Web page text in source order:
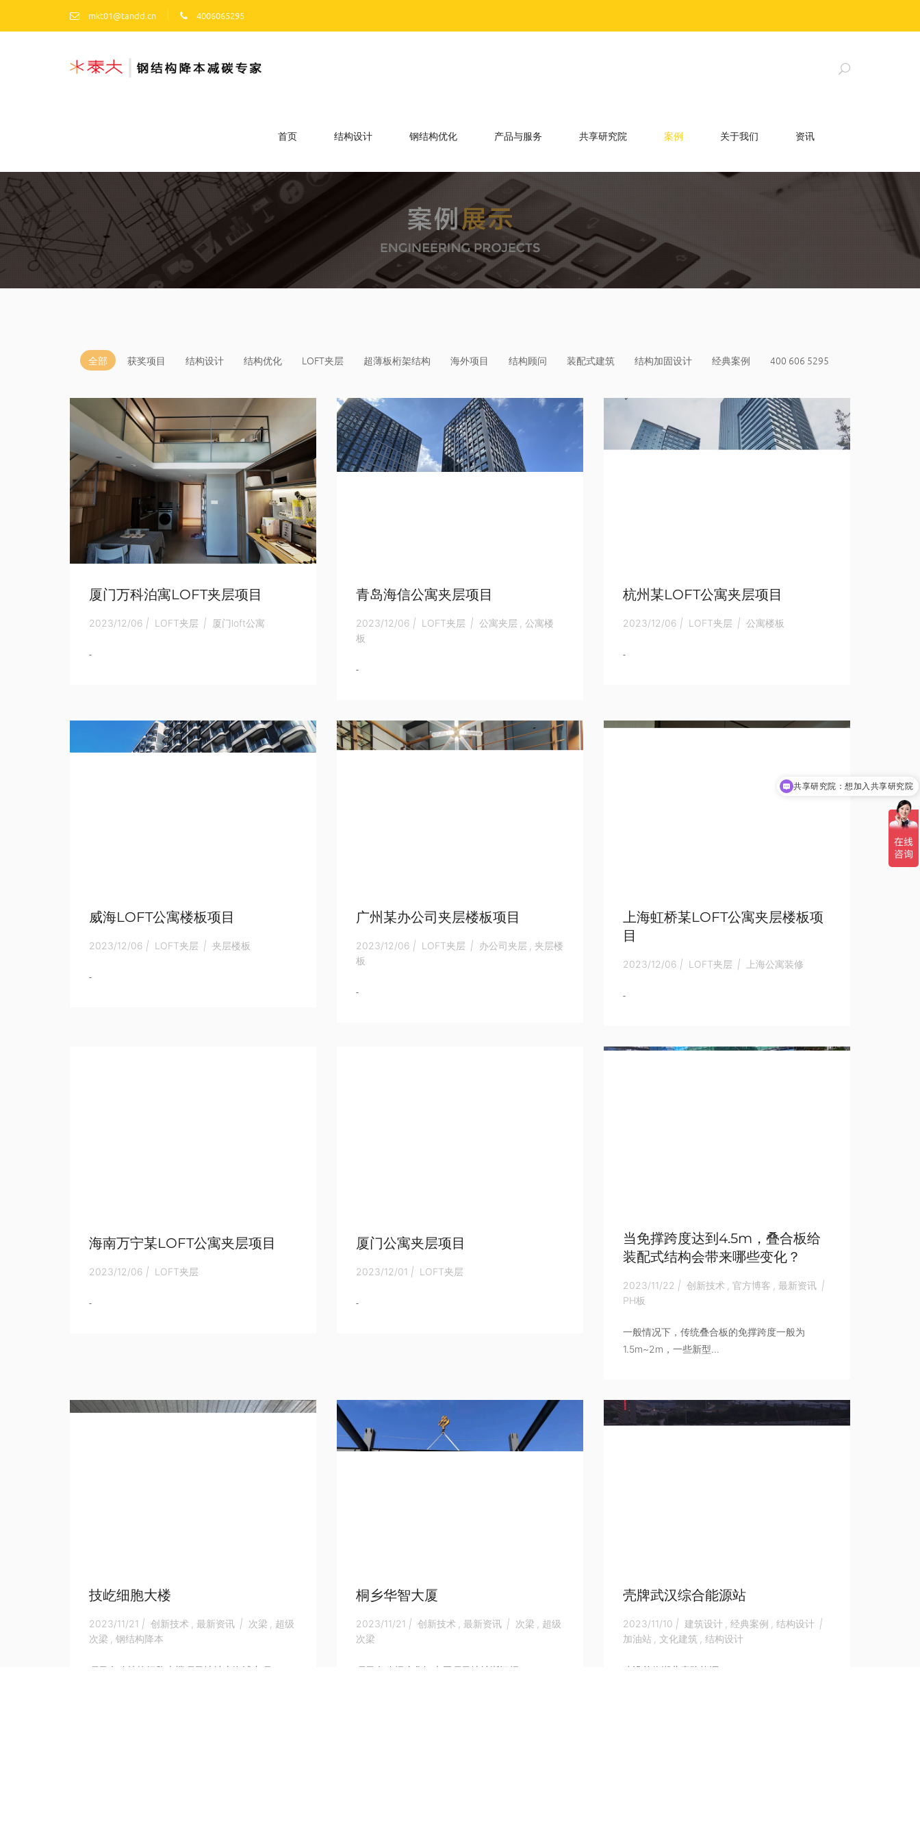
mkt01@tandd.cn 4006065295
首页 结构设计 钢结构优化 产品与服务 共享研究院 案例 关于我们 资讯
全部 获奖项目 结构设计 结构优化 LOFT夹层 超薄板桁架结构 海外项目 结构顾问 装配式建筑 结构加固设计 经典案例 400 606 5295
厦门万科泊寓LOFT夹层项目
2023/12/06 | LOFT夹层 | 厦门loft公寓
-
青岛海信公寓夹层项目
2023/12/06 | LOFT夹层 | 公寓夹层
公寓楼
板
-
杭州某LOFT公寓夹层项目
2023/12/06 | LOFT夹层 | 公寓楼板
-
威海LOFT公寓楼板项目
2023/12/06 | LOFT夹层 | 夹层楼板
-
广州某办公司夹层楼板项目
2023/12/06 | LOFT夹层 | 办公司夹层
夹层楼
板
-
上海虹桥某LOFT公寓夹层楼板项
目
2023/12/06 | LOFT夹层 | 上海公寓装修
-
海南万宁某LOFT公寓夹层项目
2023/12/06 | LOFT夹层
-
厦门公寓夹层项目
2023/12/01 | LOFT夹层
-
当免撑跨度达到4.5m，叠合板给
装配式结构会带来哪些变化？
2023/11/22 | 创新技术 官方博客 最新资讯 |
PH板
一般情况下，传统叠合板的免撑跨度一般为
1.5m~2m，一些新型...
技屹细胞大楼
2023/11/21 | 创新技术 最新资讯 | 次梁
超级
次梁
钢结构降本
项目名称技屹细胞大楼项目地址上海浦东项...
桐乡华智大厦
2023/11/21 | 创新技术 最新资讯 | 次梁
超级
次梁
项目名称桐乡华智大厦项目地址浙江桐...
壳牌武汉综合能源站
2023/11/10 | 建筑设计 经典案例 结构设计 |
加油站
文化建筑 结构设计
建设单位湖北壳牌能源...
共享研究院：想加入共享研究院